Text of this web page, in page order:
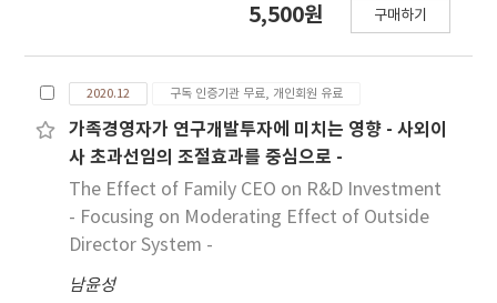
불균형과 잡 크래프팅 간의 정적 관계는 지각이 고용
는 조직몰입이 낮을 때보다 높을 때 더 강하게 나타났
다. 넷째, 잡 크래프팅은 노력-보상 불균형과 반생산
적 과업행동 간의 관계에서 매개역할을 하는 것으로
들을 토대로 연구의 의의 및 한계 점, 향후 연구를 위
한 제언 등을 통합적으로 논의하였다.
이들을 동기부여하기 위해 다양한 조직관리 방식, 인
시키고, 기본 임무 완수 및 창의적 업무 성과를 창출해
낼 수 있도록 하는 리더의 능력과 자질이 더욱 요구되
는 시점이다. 하지만 실제 조직에서는 바람직한 리더
십 못지 않게, 상사의 강압적이고 비윤리적인 행동 또
한 실존하며 이런 부정적 리더십에 의해 비용은 결코
적지 않다. 아울러 리더의 파괴적인 영향력은 개인뿐
만 아니라 조직 전체의 효율성 저하 및 조직문화의 파
괴로 이어지고, 나아가 사회 및 국가 경쟁력 저하의 원
5,500원 구매하기
2020.12 구독 인증기관 무료, 개인회원 유료
가족경영자가 연구개발투자에 미치는 영향 - 사외이
사 초과선임의 조절효과를 중심으로 -
The Effect of Family CEO on R&D Investment
- Focusing on Moderating Effect of Outside
Director System -
남윤성